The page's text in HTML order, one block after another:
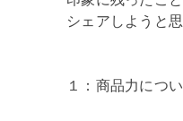
シェアしようと思
１：商品力につ